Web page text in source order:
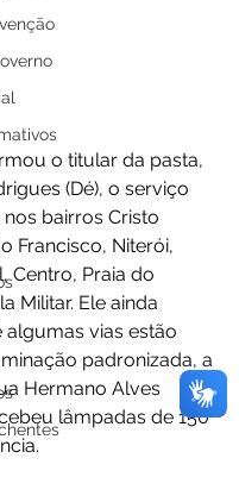
o titular da pasta,
(Dé), o serviço
bairros Cristo
Francisco, Niterói,
Centro, Praia do
Militar. Ele ainda
vias estão
padronizada, a
Hermano Alves
lâmpadas de 150